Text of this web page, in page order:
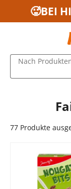
Zum
Zur Navigation
Zur Suche
🥵BEI
Nach
77 Produkte